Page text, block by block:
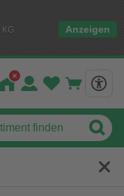
Anzeigen